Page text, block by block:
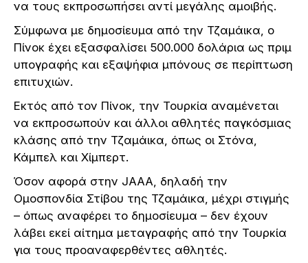
να τους εκπροσωπήσει αντί μεγάλης αμοιβής.
Σύμφωνα με δημοσίευμα από την Τζαμάικα, ο
Πίνοκ έχει εξασφαλίσει 500.000 δολάρια ως πριμ
υπογραφής και εξαψήφια μπόνους σε περίπτωση
επιτυχιών.
Εκτός από τον Πίνοκ, την Τουρκία αναμένεται
να εκπροσωπούν και άλλοι αθλητές παγκόσμιας
κλάσης από την Τζαμάικα, όπως οι Στόνα,
Κάμπελ και Χίμπερτ.
Όσον αφορά στην JAAA, δηλαδή την
Ομοσπονδία Στίβου της Τζαμάικα, μέχρι στιγμής
– όπως αναφέρει το δημοσίευμα – δεν έχουν
λάβει εκεί αίτημα μεταγραφής από την Τουρκία
για τους προαναφερθέντες αθλητές.